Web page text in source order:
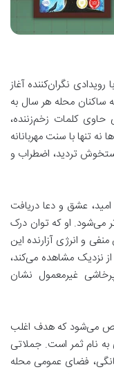
نگران‌کننده آغاز
ساکنان محله هر سال به
کلمات زخم‌زننده،
نه تنها با سنت مهربانانه
تردید، اضطراب و
عشق و دعا دریافت
می‌شود. او که توان درک
و انرژی آزارنده این
نزدیک مشاهده می‌کند،
غیرمعمول نشان
می‌شود کههدف اغلب
به نام ثمر است. جملاتی
فضای عمومی محله